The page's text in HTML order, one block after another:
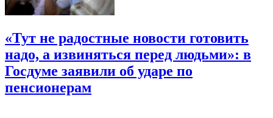
«Тут не радостные новости готовить
надо, а извиняться перед людьми»: в
Госдуме заявили об ударе по
пенсионерам